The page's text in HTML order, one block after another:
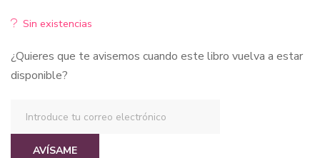
Sin existencias
¿Quieres que te avisemos cuando este libro vuelva a estar
disponible?
AVÍSAME